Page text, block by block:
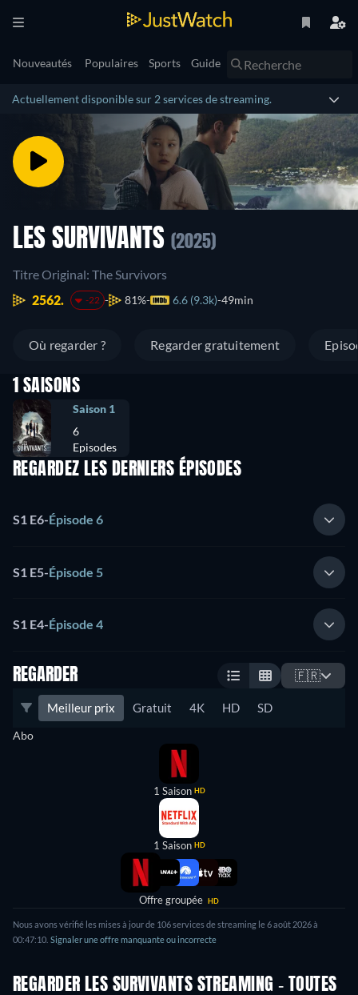
Nouveautés Populaires Sports Guide
Actuellement disponible sur 2 services de streaming.
LES SURVIVANTS (2025)
Titre Original: The Survivors
2562.
-22 81% 6.6 (9.3k) 49min
Où regarder ? Regarder gratuitement
1 SAISONS
Saison 1
6
Episodes
REGARDEZ LES DERNIERS ÉPISODES
S1 E6-Épisode 6
S1 E5-Épisode 5
S1 E4-Épisode 4
REGARDER 🇫🇷
Meilleur prix Gratuit 4K HD SD
Abo
1 Saison HD
1 Saison HD
Offre groupée HD
Nous avons vérifié les mises à jour de 106 services de streaming le 6 août 2026 à
00:47:10. Signaler une offre manquante ou incorrecte
REGARDER LES SURVIVANTS STREAMING - TOUTES